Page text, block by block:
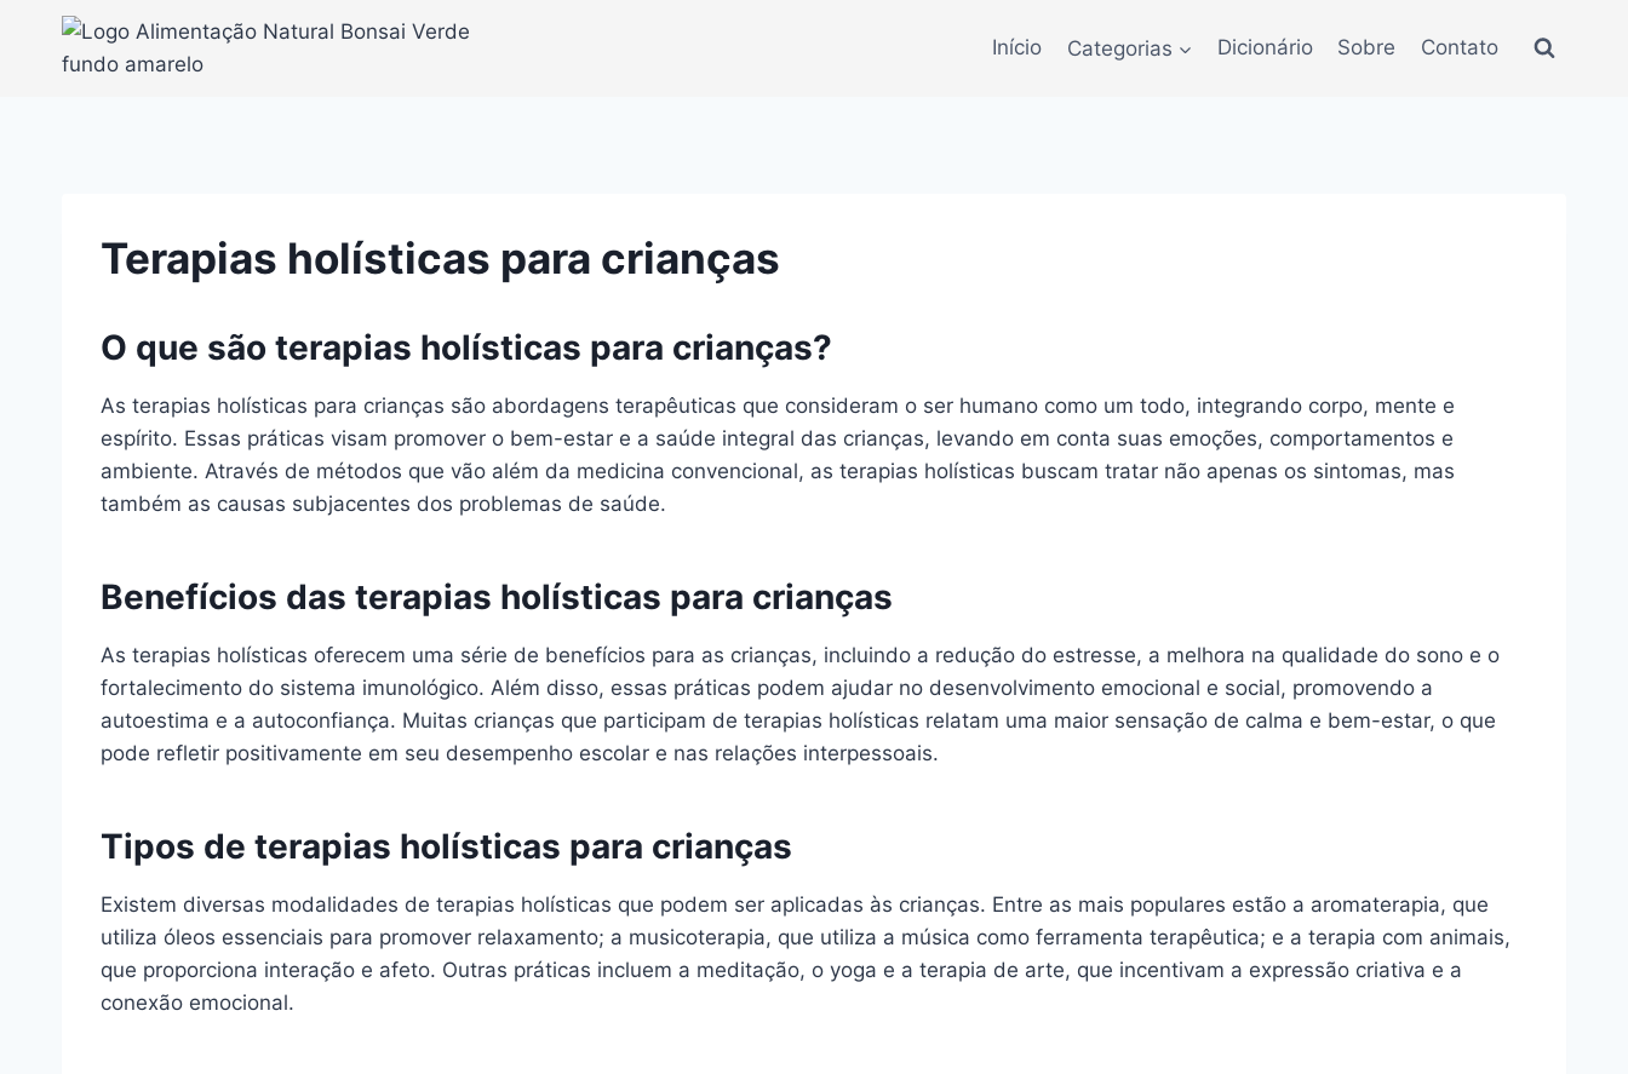
Início Categorias Dicionário Sobre Contato
Terapias holísticas para crianças
O que são terapias holísticas para crianças?
As terapias holísticas para crianças são abordagens terapêuticas que consideram o ser humano como um todo, integrando corpo, mente e
espírito. Essas práticas visam promover o bem-estar e a saúde integral das crianças, levando em conta suas emoções, comportamentos e
ambiente. Através de métodos que vão além da medicina convencional, as terapias holísticas buscam tratar não apenas os sintomas, mas
também as causas subjacentes dos problemas de saúde.
Benefícios das terapias holísticas para crianças
As terapias holísticas oferecem uma série de benefícios para as crianças, incluindo a redução do estresse, a melhora na qualidade do sono e o
fortalecimento do sistema imunológico. Além disso, essas práticas podem ajudar no desenvolvimento emocional e social, promovendo a
autoestima e a autoconfiança. Muitas crianças que participam de terapias holísticas relatam uma maior sensação de calma e bem-estar, o que
pode refletir positivamente em seu desempenho escolar e nas relações interpessoais.
Tipos de terapias holísticas para crianças
Existem diversas modalidades de terapias holísticas que podem ser aplicadas às crianças. Entre as mais populares estão a aromaterapia, que
utiliza óleos essenciais para promover relaxamento; a musicoterapia, que utiliza a música como ferramenta terapêutica; e a terapia com animais,
que proporciona interação e afeto. Outras práticas incluem a meditação, o yoga e a terapia de arte, que incentivam a expressão criativa e a
conexão emocional.